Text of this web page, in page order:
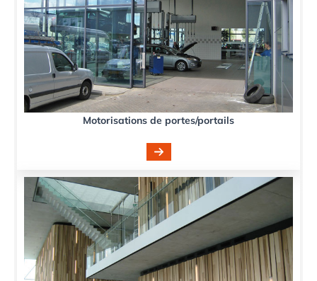
Motorisations de portes/portails